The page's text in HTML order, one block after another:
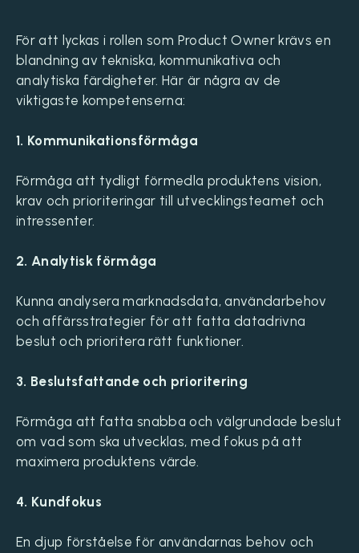
För att lyckas i rollen som Product Owner krävs en
blandning av tekniska, kommunikativa och
analytiska färdigheter. Här är några av de
viktigaste kompetenserna:
1. Kommunikationsförmåga
Förmåga att tydligt förmedla produktens vision,
krav och prioriteringar till utvecklingsteamet och
intressenter.
2. Analytisk förmåga
Kunna analysera marknadsdata, användarbehov
och affärsstrategier för att fatta datadrivna
beslut och prioritera rätt funktioner.
3. Beslutsfattande och prioritering
Förmåga att fatta snabba och välgrundade beslut
om vad som ska utvecklas, med fokus på att
maximera produktens värde.
4. Kundfokus
En djup förståelse för användarnas behov och